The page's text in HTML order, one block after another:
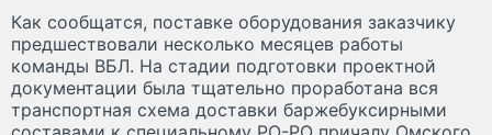
Как сообщатся, поставке оборудования заказчику
предшествовали несколько месяцев работы
команды ВБЛ. На стадии подготовки проектной
документации была тщательно проработана вся
транспортная схема доставки баржебуксирными